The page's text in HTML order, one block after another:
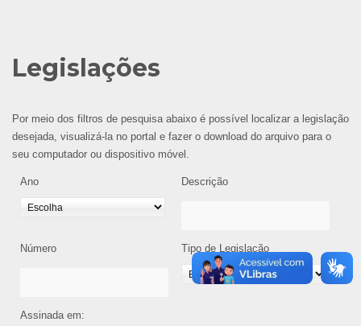
Legislações
Por meio dos filtros de pesquisa abaixo é possível localizar a legislação
desejada, visualizá-la no portal e fazer o download do arquivo para o
seu computador ou dispositivo móvel.
Ano Descrição
Número Tipo de Legislação
Assinada em: